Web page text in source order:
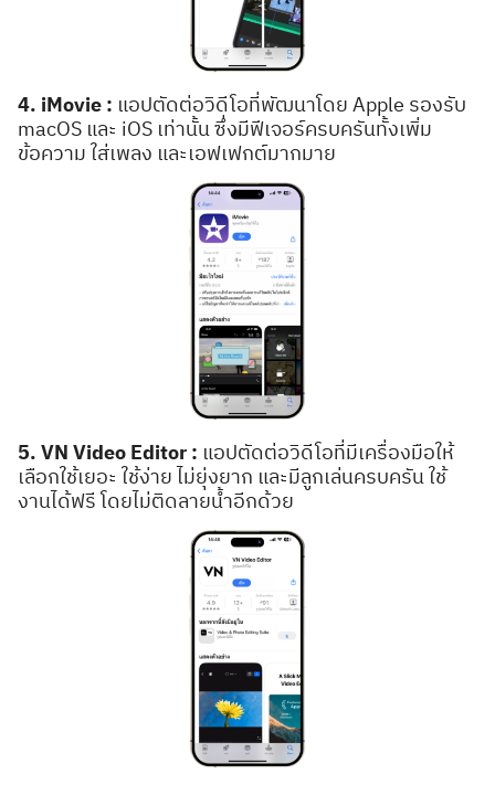
Search
4. iMovie : แอปตัดต่อวิดีโอที่พัฒนาโดย Apple รองรับ
macOS และ iOS เท่านั้น ซึ่งมีฟีเจอร์ครบครันทั้งเพิ่ม
ข้อความ ใส่เพลง และเอฟเฟกต์มากมาย
5. VN Video Editor : แอปตัดต่อวิดีโอที่มีเครื่องมือให้
เลือกใช้เยอะ ใช้ง่าย ไม่ยุ่งยาก และมีลูกเล่นครบครัน ใช้
งานได้ฟรี โดยไม่ติดลายน้ำอีกด้วย